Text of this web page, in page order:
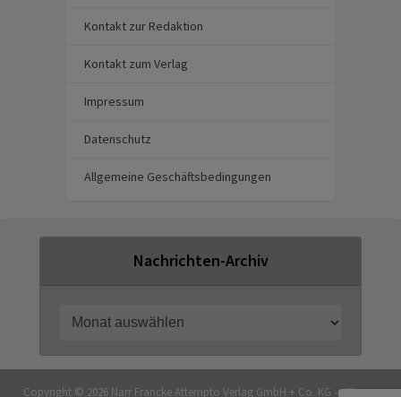
Kontakt zur Redaktion
Kontakt zum Verlag
Impressum
Datenschutz
Allgemeine Geschäftsbedingungen
Nachrichten-Archiv
Copyright © 2026 Narr Francke Attempto Verlag GmbH + Co. KG — Theme